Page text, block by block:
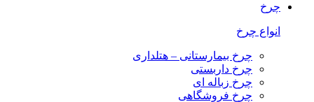
چرخ
انواع چرخ
چرخ بیمارستانی – هتلداری
چرخ داربستی
چرخ زباله ای
چرخ فروشگاهی